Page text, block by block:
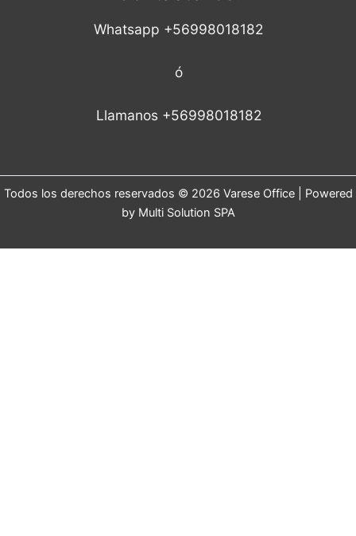
Whatsapp +56998018182
ó
Llamanos +56998018182
Todos los derechos reservados © 2026 Varese Office | Powered
by Multi Solution SPA